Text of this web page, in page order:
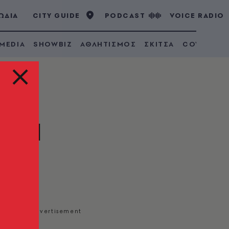
CITY GUIDE PODCAST VOICE RADIO
SHOWBIZ ΑΘΛΗΤΙΣΜΟΣ ΣΚΙΤΣΑ COVID 19